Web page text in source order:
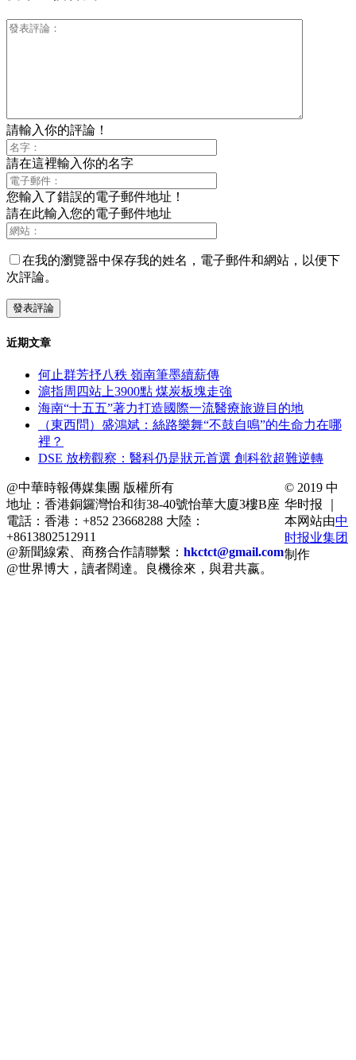
請輸入你的評論！
請在這裡輸入你的名字
您輸入了錯誤的電子郵件地址！
請在此輸入您的電子郵件地址
在我的瀏覽器中保存我的姓名，電子郵件和網站，以便下
次評論。
近期文章
何止群芳抒八秩 嶺南筆墨續薪傳
滬指周四站上3900點 煤炭板塊走強
海南“十五五”著力打造國際一流醫療旅遊目的地
（東西問）盛鴻斌：絲路樂舞“不鼓自鳴”的生命力在哪
裡？
DSE 放榜觀察：醫科仍是狀元首選 創科欲超難逆轉
@中華時報傳媒集團 版權所有
地址：香港銅鑼灣怡和街38-40號怡華大廈3樓B座
電話：香港：+852 23668288 大陸：
+8613802512911
@新聞線索、商務合作請聯繫： hkctct@gmail.com
@世界博大，讀者闊達。良機徐來，與君共嬴。
© 2019 中
华时报 ｜
本网站由中
时报业集团
制作